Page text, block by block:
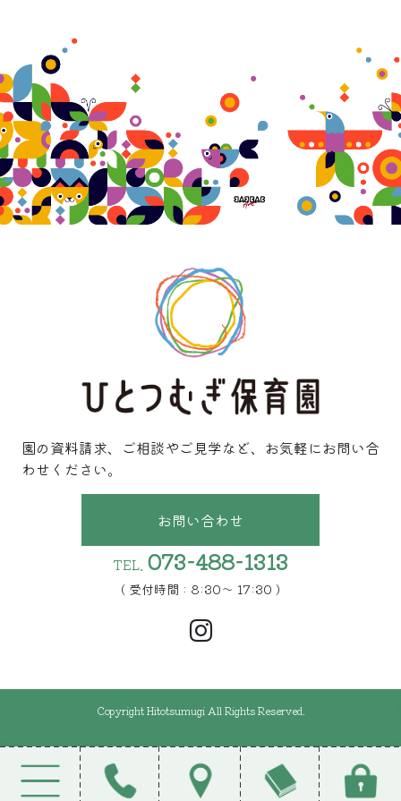
園の資料請求、ご相談やご見学など、お気軽にお問い合
わせください。
お問い合わせ
TEL. 073-488-1313
( 受付時間 : 8:30〜 17:30 )
Copyright Hitotsumugi All Rights Reserved.